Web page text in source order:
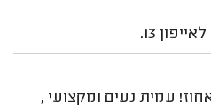
13.
עמית נעים ומקצועי ,